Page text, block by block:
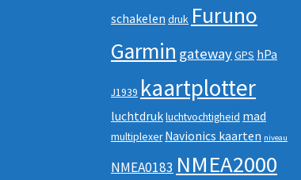
schakelen druk Furuno
Garmin gatewayGPS hPa
J1939 kaartplotter
luchtdrukluchtvochtigheid mad
multiplexer Navionics kaarten niveau
NMEA0183 NMEA2000